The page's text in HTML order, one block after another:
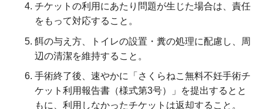
チケットの利用にあたり問題が生じた場合は、責任
をもって対応すること。
餌の与え方、トイレの設置・糞の処理に配慮し、周
辺の清潔を維持すること。
手術終了後、速やかに「さくらねこ無料不妊手術チ
ケット利用報告書（様式第3号）」を提出するとと
もに、利用しなかったチケットは返却すること。